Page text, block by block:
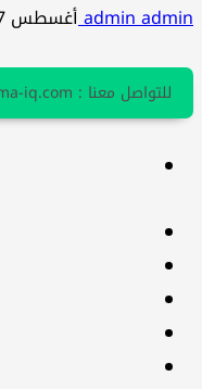
admin adminأغسطس 7, 2026
للتواصل معنا : info@uma-iq.com